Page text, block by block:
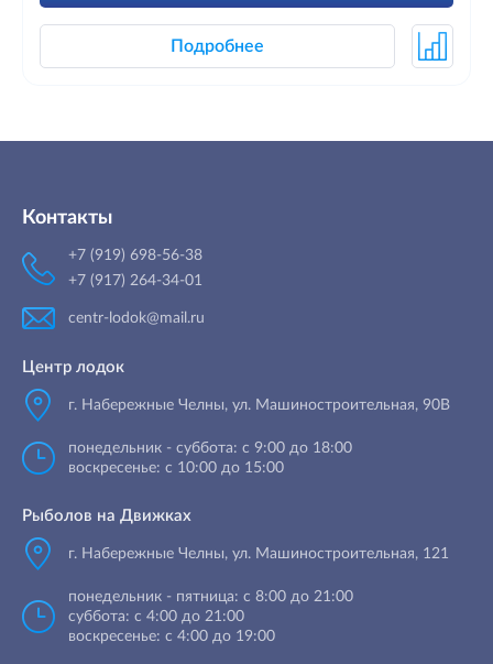
Подробнее
Контакты
+7 (919) 698-56-38
+7 (917) 264-34-01
centr-lodok@mail.ru
Центр лодок
г. Набережные Челны, ул. Машиностроительная, 90B
понедельник - суббота: с 9:00 до 18:00
воскресенье: с 10:00 до 15:00
Рыболов на Движках
г. Набережные Челны, ул. Машиностроительная, 121
понедельник - пятница: с 8:00 до 21:00
суббота: с 4:00 до 21:00
воскресенье: с 4:00 до 19:00